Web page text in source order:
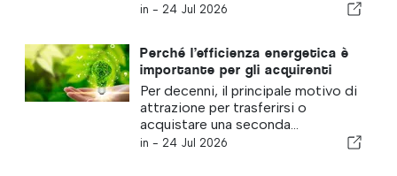
in - 24 Jul 2026
Perché l’efficienza energetica è
importante per gli acquirenti
internazionali di oggi
Per decenni, il principale motivo di
attrazione per trasferirsi o
acquistare una seconda...
in - 24 Jul 2026